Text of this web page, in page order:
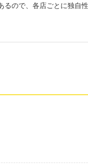
るので、各店ごとに独自